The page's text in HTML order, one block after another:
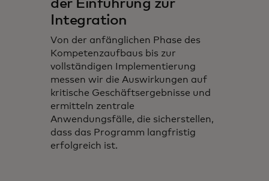
der Einführung zur
Integration
Von der anfänglichen Phase des
Kompetenzaufbaus bis zur
vollständigen Implementierung
messen wir die Auswirkungen auf
kritische Geschäftsergebnisse und
ermitteln zentrale
Anwendungsfälle, die sicherstellen,
dass das Programm langfristig
erfolgreich ist.